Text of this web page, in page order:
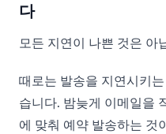
다
모든 지연이 나쁜 것은 아
때로는 발송을 지연시키
습니다. 밤늦게 이메일을
에 맞춰 예약 발송하는 것